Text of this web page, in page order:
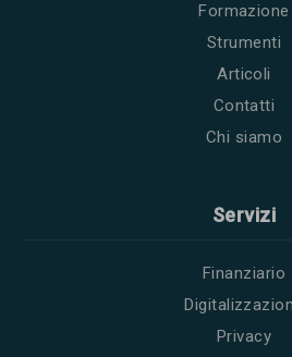
Formazione
Strumenti
Articoli
Contatti
Chi siamo
Servizi
Finanziario
Privacy